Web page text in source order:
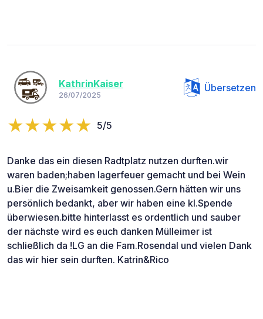
KathrinKaiser
26/07/2025
Übersetzen
5/5
Danke das ein diesen Radtplatz nutzen durften.wir
waren baden;haben lagerfeuer gemacht und bei Wein
u.Bier die Zweisamkeit genossen.Gern hätten wir uns
persönlich bedankt, aber wir haben eine kl.Spende
überwiesen.bitte hinterlasst es ordentlich und sauber
der nächste wird es euch danken Mülleimer ist
schließlich da !LG an die Fam.Rosendal und vielen Dank
das wir hier sein durften. Katrin&Rico